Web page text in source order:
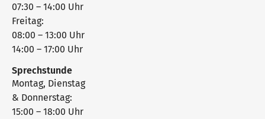
07:30 – 14:00 Uhr
Freitag:
08:00 – 13:00 Uhr
14:00 – 17:00 Uhr
Sprechstunde
Montag, Dienstag
& Donnerstag:
15:00 – 18:00 Uhr